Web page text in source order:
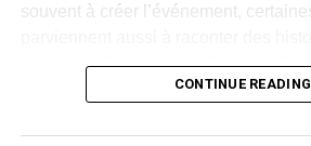
souvent à créer l’événement,
humaines. Avec ce titre, Espoir la
œuvre à la fois musicale, culturelle et
CONTINUE READING